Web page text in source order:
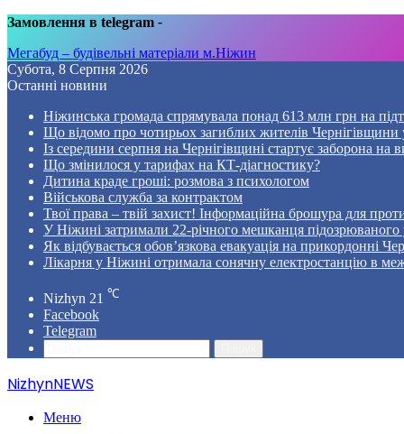
Замовлення в telegram -
Мегабуд – будівельні матеріали м.Ніжин
Субота, 8 Серпня 2026
Останні новини
Ніжинська громада спрямувала понад 613 млн грн на
Що відомо про чотирьох загиблих жителів Чернігівщини
Із середини серпня на Чернігівщині стартує заборона на
Що змінилося у тарифах на КТ-діагностику?
Дитина краде гроші: розмова з психологом
Військова служба за контрактом
Твої права – твій захист! Інформаційна брошура для
У Ніжині затримали 22-річного мешканця підозрюваного
Як відбувається обов’язкова евакуація на прикордонні
Лікарня у Ніжині отримала сонячну електростанцію в
Nizhyn 21 ℃
Facebook
Telegram
NizhynNEWS
Меню